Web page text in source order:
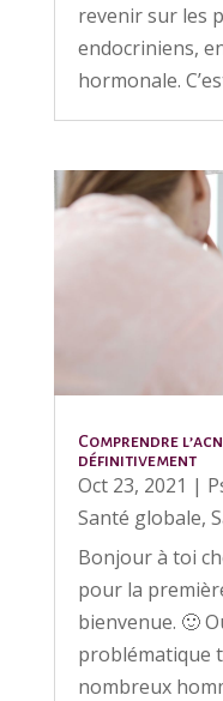
revenir sur les
endocriniens,
hormonale.
Comprendre
définitivement
Oct 23, 2021 |
Santé globale,
Bonjour à toi
pour la
bienvenue. 🙂
problématique
nombreux